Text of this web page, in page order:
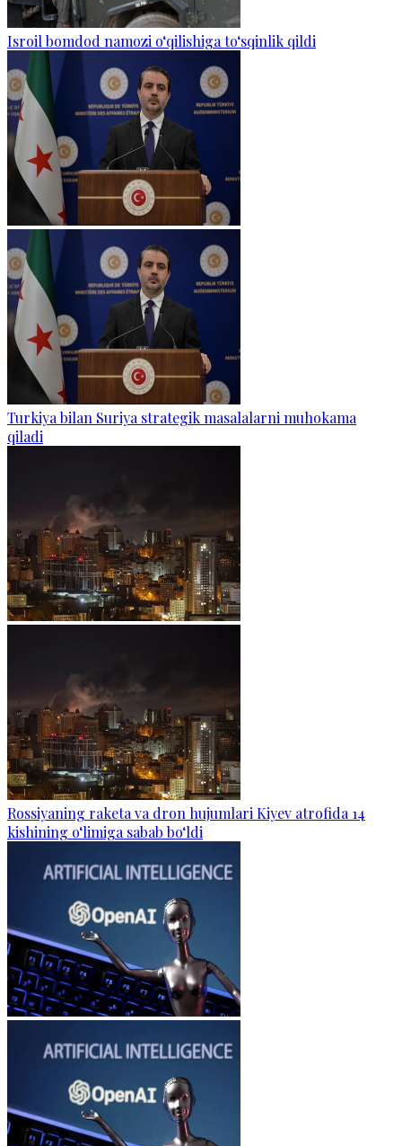
Isroil bomdod namozi o‘qilishiga to‘sqinlik qildi
Turkiya bilan Suriya strategik masalalarni muhokama
qiladi
Rossiyaning raketa va dron hujumlari Kiyev atrofida 14
kishining o‘limiga sabab bo‘ldi